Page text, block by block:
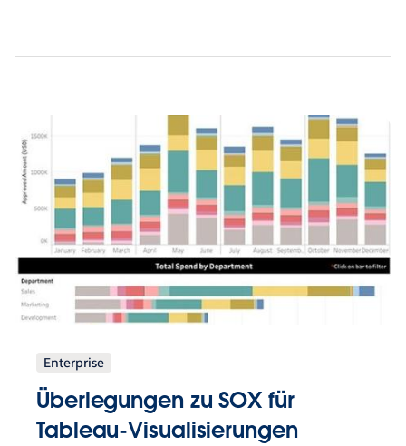
Enterprise
Überlegungen zu SOX für
Tableau-Visualisierungen